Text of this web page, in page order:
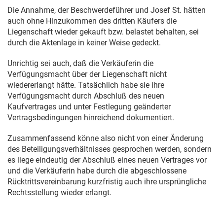
Die Annahme, der Beschwerdeführer und Josef St. hätten
auch ohne Hinzukommen des dritten Käufers die
Liegenschaft wieder gekauft bzw. belastet behalten, sei
durch die Aktenlage in keiner Weise gedeckt.
Unrichtig sei auch, daß die Verkäuferin die
Verfügungsmacht über der Liegenschaft nicht
wiedererlangt hätte. Tatsächlich habe sie ihre
Verfügungsmacht durch Abschluß des neuen
Kaufvertrages und unter Festlegung geänderter
Vertragsbedingungen hinreichend dokumentiert.
Zusammenfassend könne also nicht von einer Änderung
des Beteiligungsverhältnisses gesprochen werden, sondern
es liege eindeutig der Abschluß eines neuen Vertrages vor
und die Verkäuferin habe durch die abgeschlossene
Rücktrittsvereinbarung kurzfristig auch ihre ursprüngliche
Rechtsstellung wieder erlangt.